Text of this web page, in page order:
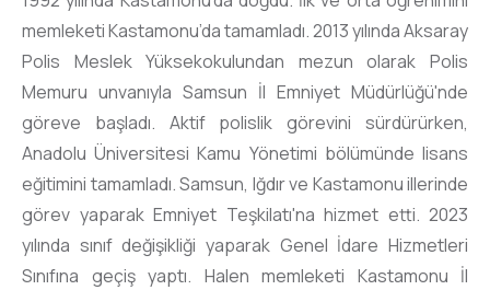
memleketi Kastamonu’da tamamladı. 2013 yılında Aksaray
Polis Meslek Yüksekokulundan mezun olarak Polis
Memuru unvanıyla Samsun İl Emniyet Müdürlüğü'nde
göreve başladı. Aktif polislik görevini sürdürürken,
Anadolu Üniversitesi Kamu Yönetimi bölümünde lisans
eğitimini tamamladı. Samsun, Iğdır ve Kastamonu illerinde
görev yaparak Emniyet Teşkilatı'na hizmet etti. 2023
yılında sınıf değişikliği yaparak Genel İdare Hizmetleri
Sınıfına geçiş yaptı. Halen memleketi Kastamonu İl